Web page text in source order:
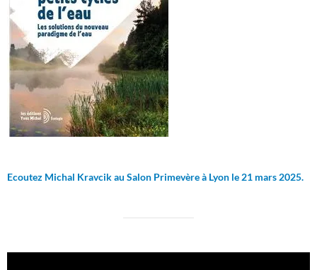
Ecoutez Michal Kravcik au Salon Primevère à Lyon le 21 mars 2025.